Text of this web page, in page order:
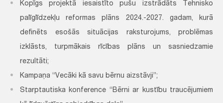
Kopīgs projektā iesaistīto pušu izstrādāts Tehnisko
palīglīdzekļu reformas plāns 2024.-2027. gadam, kurā
definēts esošās situācijas raksturojums, problēmas
izklāsts, turpmākais rīcības plāns un sasniedzamie
rezultāti;
Kampaņa “Vecāki kā savu bērnu aizstāvji”;
Starptautiska konference “Bērni ar kustību traucējumiem